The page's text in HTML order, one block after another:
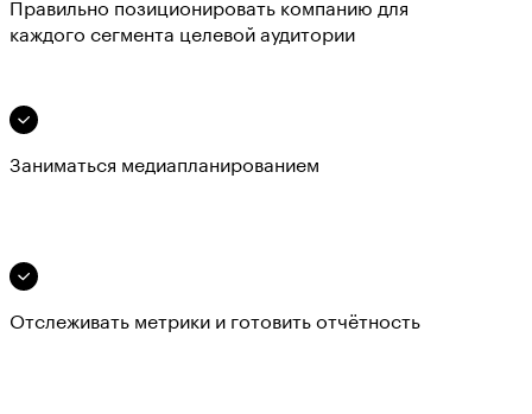
Правильно позиционировать компанию для
каждого сегмента целевой аудитории
Заниматься медиапланированием
Отслеживать метрики и готовить отчётность